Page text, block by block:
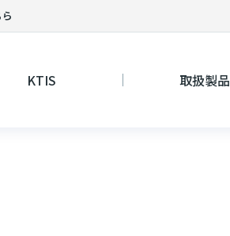
KTIS 取扱製品